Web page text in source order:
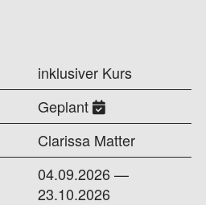
inklusiver Kurs
Geplant
Clarissa Matter
04.09.2026 —
23.10.2026